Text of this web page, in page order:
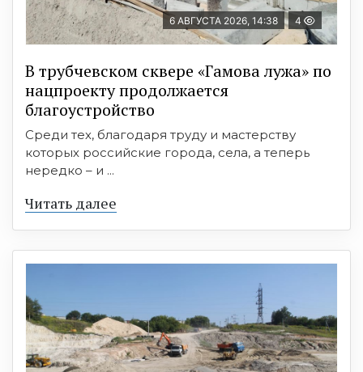
6 АВГУСТА 2026, 14:38 4
В трубчевском сквере «Гамова лужа» по
нацпроекту продолжается
благоустройство
Среди тех, благодаря труду и мастерству
которых российские города, села, а теперь
нередко – и ...
Читать далее